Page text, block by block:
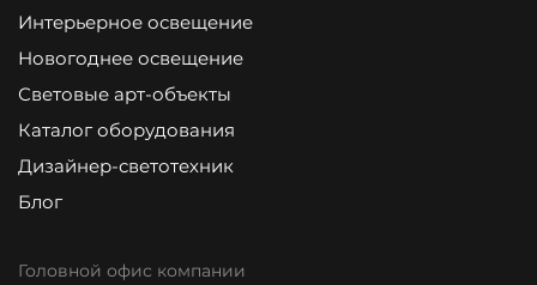
Интерьерное освещение
Новогоднее освещение
Световые арт-объекты
Каталог оборудования
Дизайнер-светотехник
Блог
Головной офис компании